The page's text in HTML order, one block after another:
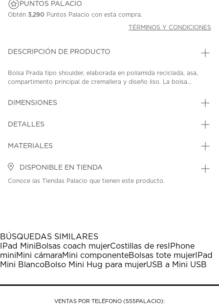
PUNTOS PALACIO
Obtén 3,290 Puntos Palacio con esta compra.
TÉRMINOS Y CONDICIONES
DESCRIPCIÓN DE PRODUCTO
Bolsa Prada tipo shoulder, elaborada en poliamida reciclada, asa,
compartimento principal de cremallera y diseño liso. La bolsa...
DIMENSIONES
DETALLES
MATERIALES
DISPONIBLE EN TIENDA
Conoce las Tiendas Palacio que tienen este producto.
BÚSQUEDAS SIMILARES
IPad MiniBolsas coach mujerCostillas de res IPhone
miniMini cámaraMini componenteBolsas tote mujer IPad
Mini BlancoBolso Mini Hug para mujerUSB a Mini USB
VENTAS POR TELÉFONO (555PALACIO):